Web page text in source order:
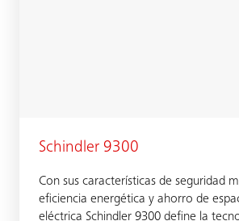
Schindler 9300
Con sus características de seguridad
eficiencia energética y ahorro de
eléctrica Schindler 9300 define la